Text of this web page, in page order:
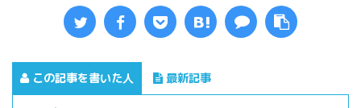
この記事を書いた人 最新記事